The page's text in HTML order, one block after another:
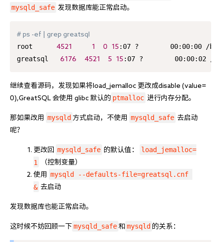
mysqld_safe 发现数据库能正常启动。
# ps -ef | grep greatsql
root 4521 1 0 15 :07 ?        00:00:00 /
greatsql 6176 4521 5 15 :07 ?        00:00:02 /
继续查看源码，发现如果将load_jemalloc 更改成disable (value=
0),GreatSQL 会使用 glibc 默认的 ptmalloc 进行内存分配。
那如果改用 mysqld 方式启动，不使用 mysqld_safe 去启动
呢？
更改回 mysqld_safe 的默认值： load_jemalloc=
1
（控制变量）
使用
mysqld --defaults-file=greatsql.cnf
& 去启动
发现数据库也能正常启动。
这时候不妨回顾一下 mysqld_safe 和 mysqld 的关系：